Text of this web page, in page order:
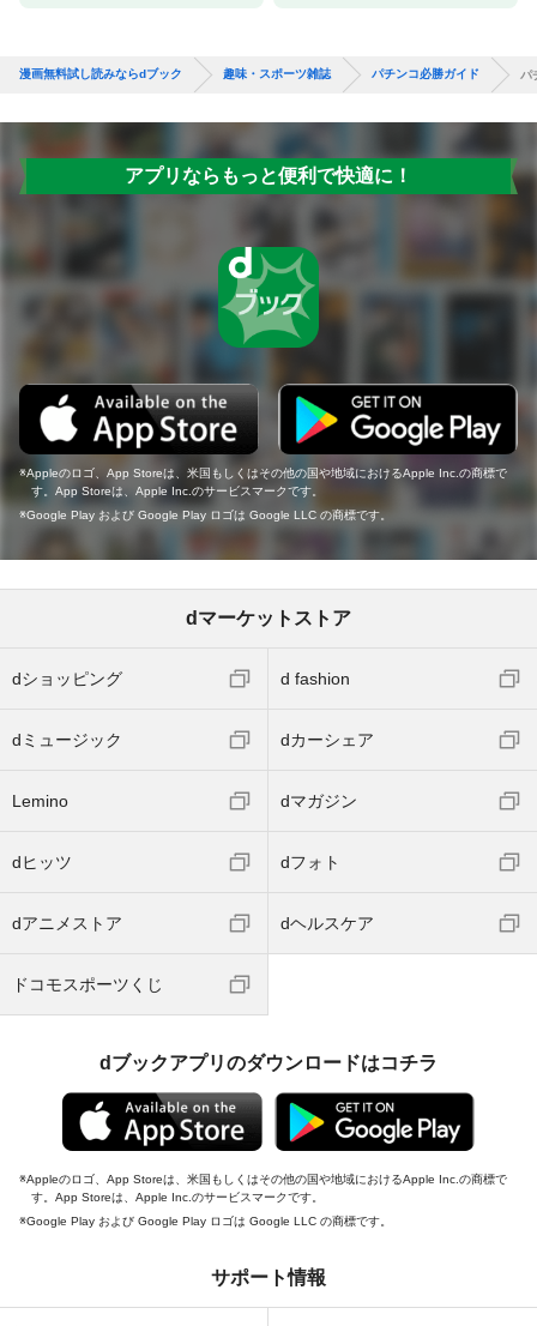
漫画無料試し読みならdブック 趣味・スポーツ雑誌 パチンコ必勝ガイド パ
アプリならもっと便利で快適に！
Appleのロゴ、App Storeは、米国もしくはその他の国や地域におけるApple Inc.の商標で
す。App Storeは、Apple Inc.のサービスマークです。
Google Play および Google Play ロゴは Google LLC の商標です。
dマーケットストア
dショッピング d fashion
dミュージック dカーシェア
Lemino dマガジン
dヒッツ dフォト
dアニメストア dヘルスケア
ドコモスポーツくじ
dブックアプリのダウンロードはコチラ
Appleのロゴ、App Storeは、米国もしくはその他の国や地域におけるApple Inc.の商標で
す。App Storeは、Apple Inc.のサービスマークです。
Google Play および Google Play ロゴは Google LLC の商標です。
サポート情報